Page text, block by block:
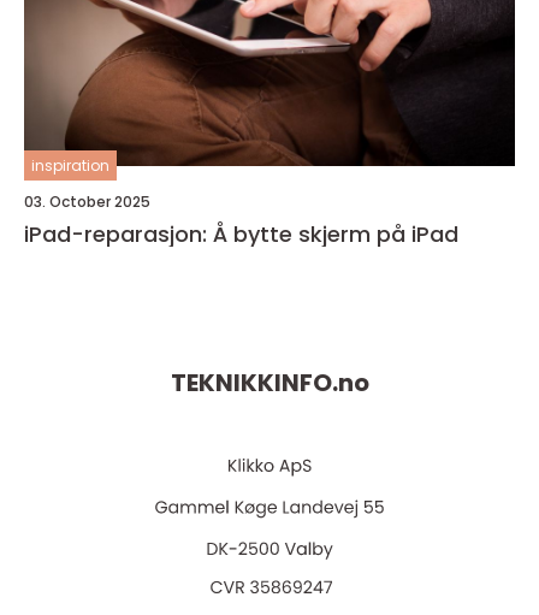
inspiration
03. October 2025
iPad-reparasjon: Å bytte skjerm på iPad
TEKNIKKINFO.no